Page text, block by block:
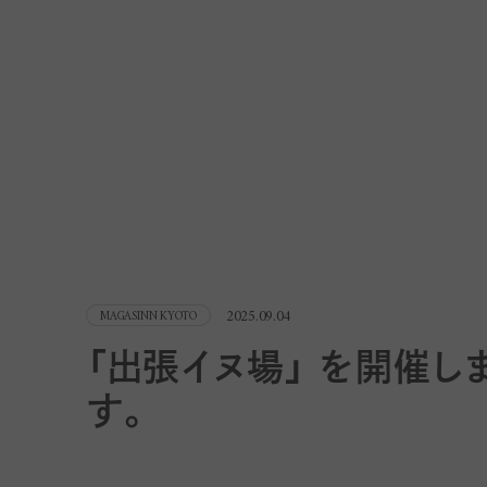
MAGASINN KYOTO 2025.09.04
「出張イヌ場」 を開催し
す。